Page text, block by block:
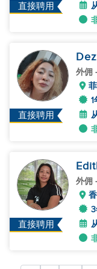
直接聘用
直接聘用
外佣
1
直接聘用
外佣